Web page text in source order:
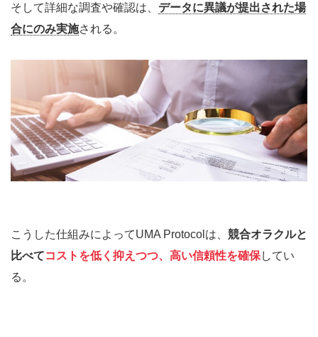
そして詳細な調査や確認は、 データに異議が提出された場
合にのみ実施される。
こうした仕組みによってUMA Protocolは、 競合オラクルと
比べてコストを低く抑えつつ、高い信頼性を確保してい
る。